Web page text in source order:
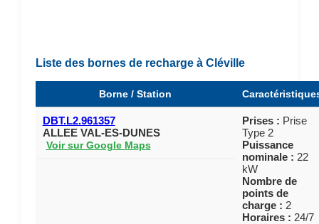
Liste des bornes de recharge à Cléville
Borne / Station
DBT.L2.961357
ALLEE VAL-ES-DUNES
Voir sur Google Maps
Prises : Prise
Type 2
Puissance
nominale : 22
kW
Nombre de
points de
charge : 2
Horaires : 24/7